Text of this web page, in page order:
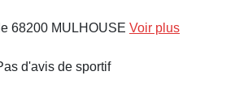
68200 MULHOUSE Voir plus
d'avis de sportif